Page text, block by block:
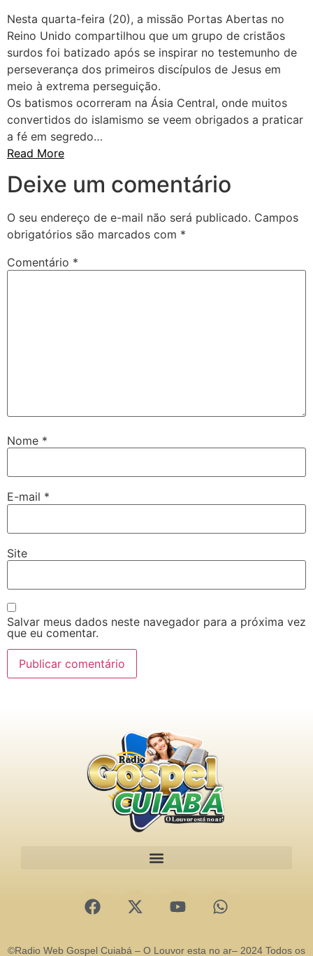
Nesta quarta-feira (20), a missão Portas Abertas no
Reino Unido compartilhou que um grupo de cristãos
surdos foi batizado após se inspirar no testemunho de
perseverança dos primeiros discípulos de Jesus em
meio à extrema perseguição.
Os batismos ocorreram na Ásia Central, onde muitos
convertidos do islamismo se veem obrigados a praticar
a fé em segredo…
Read More
Deixe um comentário
O seu endereço de e-mail não será publicado. Campos
obrigatórios são marcados com *
Comentário *
Nome *
E-mail *
Site
Salvar meus dados neste navegador para a próxima vez
que eu comentar.
©Radio Web Gospel Cuiabá – O Louvor esta no ar– 2024 Todos os